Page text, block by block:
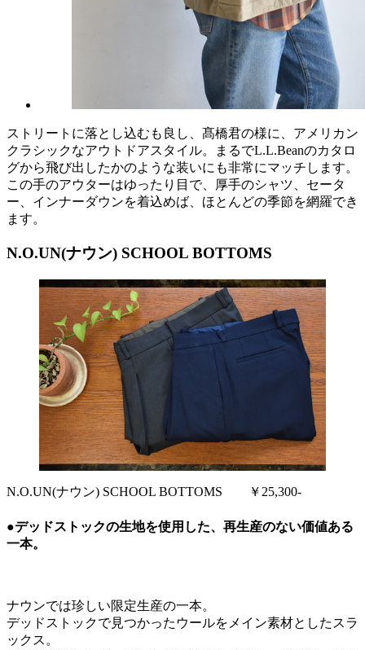
ストリートに落とし込むも良し、髙橋君の様に、アメリカン
クラシックなアウトドアスタイル。まるでL.L.Beanのカタロ
グから飛び出したかのような装いにも非常にマッチします。
この手のアウターはゆったり目で、厚手のシャツ、セータ
ー、インナーダウンを着込めば、ほとんどの季節を網羅でき
ます。
N.O.UN(ナウン) SCHOOL BOTTOMS
N.O.UN(ナウン) SCHOOL BOTTOMS ￥25,300-
●デッドストックの生地を使用した、再生産のない価値ある
一本。
ナウンでは珍しい限定生産の一本。
デッドストックで見つかったウールをメイン素材としたスラ
ックス。